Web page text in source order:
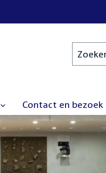
Zoeken
Contact en bezoek